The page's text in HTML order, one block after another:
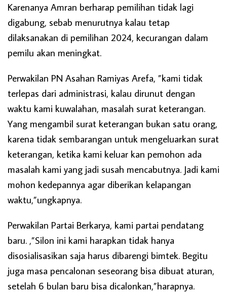
Karenanya Amran berharap pemilihan tidak lagi
digabung, sebab menurutnya kalau tetap
dilaksanakan di pemilihan 2024, kecurangan dalam
pemilu akan meningkat.
Perwakilan PN Asahan Ramiyas Arefa, ”kami tidak
terlepas dari administrasi, kalau dirunut dengan
waktu kami kuwalahan, masalah surat keterangan.
Yang mengambil surat keterangan bukan satu orang,
karena tidak sembarangan untuk mengeluarkan surat
keterangan, ketika kami keluar kan pemohon ada
masalah kami yang jadi susah mencabutnya. Jadi kami
mohon kedepannya agar diberikan kelapangan
waktu,”ungkapnya.
Perwakilan Partai Berkarya, kami partai pendatang
baru. ,”Silon ini kami harapkan tidak hanya
disosialisasikan saja harus dibarengi bimtek. Begitu
juga masa pencalonan seseorang bisa dibuat aturan,
setelah 6 bulan baru bisa dicalonkan,”harapnya.